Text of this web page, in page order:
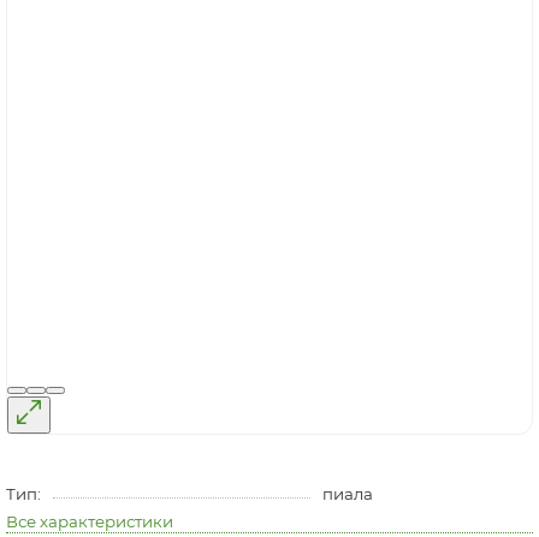
Тип:
пиала
Все характеристики